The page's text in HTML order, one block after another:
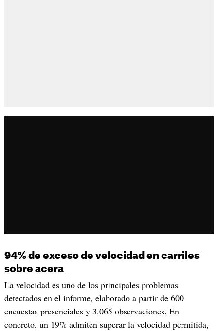
94% de exceso de velocidad en carriles
sobre acera
La velocidad es uno de los principales problemas
detectados en el informe, elaborado a partir de 600
encuestas presenciales y 3.065 observaciones. En
concreto, un 19% admiten superar la velocidad permitida,